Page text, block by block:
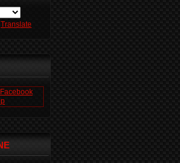
Translate